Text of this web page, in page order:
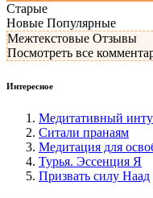
Старые
Новые Популярные
Межтекстовые Отзывы
Посмотреть все
Интересное
Медитативный
Ситали пранаям
Медитация для
Турья. Эссенция Я
Призвать силу Наад